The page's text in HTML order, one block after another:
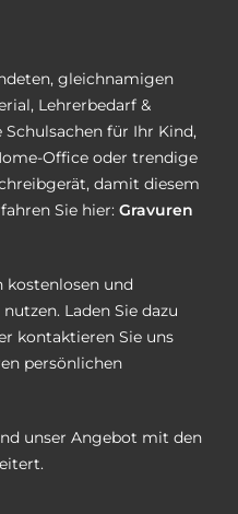
gleichnamigen
Lehrerbedarf &
für Ihr Kind,
Office oder trendige
damit diesem
Sie hier: Gravuren
kostenlosen und
nutzen. Laden Sie dazu
kontaktieren Sie uns
persönlichen
unser Angebot mit den